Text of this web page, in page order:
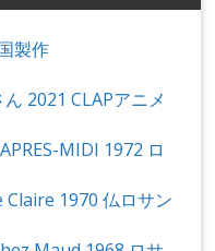
製作
2021 CLAPアニメ
MIDI 1972 ロ
Claire 1970 仏ロサン